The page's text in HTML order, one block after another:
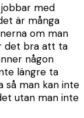
med
är många
om man
det bra att ta
någon
längre ta
så man kan inte
utan man inte